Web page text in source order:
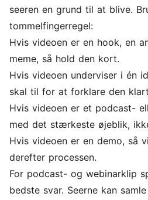
seeren en grund til at blive.
tommelfingerregel:
Hvis videoen er en hook, en
meme, så hold den kort.
Hvis videoen underviser i én
skal til for at forklare den
Hvis videoen er et podcast-
med det stærkeste øjeblik,
Hvis videoen er en demo, så
derefter processen.
For podcast- og webinarklip
bedste svar. Seerne kan